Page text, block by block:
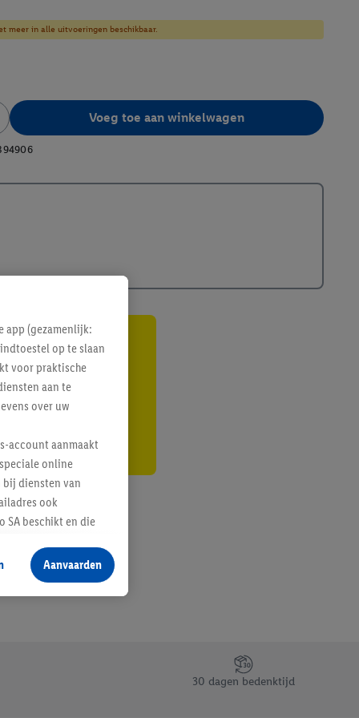
meer in alle uitvoeringen beschikbaar.
Voeg toe aan winkelwagen
30 dagen bedenktijd
app (gezamenlijk:
op te slaan
voor praktische
aan te
over uw
account aanmaakt
online
diensten van
ook
SA beschikt en die
producten waarin
voegen, maar het
als er met behulp
Door op
informatie,
Aanvaarden